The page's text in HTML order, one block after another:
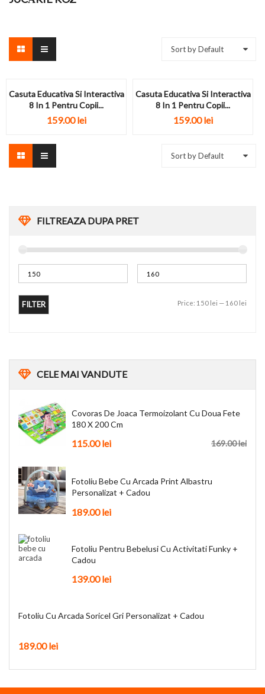
FILTREAZA DUPA PRET
FILTER Price: 150 lei — 160 lei
CELEMAI VANDUTE
Covoras De Joaca Termoizolant Cu Doua Fete
180 X 200 Cm
169.00lei
115.00lei
Fotoliu Bebe Cu Arcada Print Albastru
Personalizat + Cadou
189.00lei
Fotoliu Pentru Bebelusi Cu Activitati Funky +
Cadou
139.00lei
Fotoliu Cu Arcada Soricel Gri Personalizat + Cadou
189.00lei
Sort by Default
Casuta Educativa Si Interactiva
8 In 1 Pentru Copii...
159.00lei
Casuta Educativa Si Interactiva
8 In 1 Pentru Copii...
159.00lei
Sort by Default